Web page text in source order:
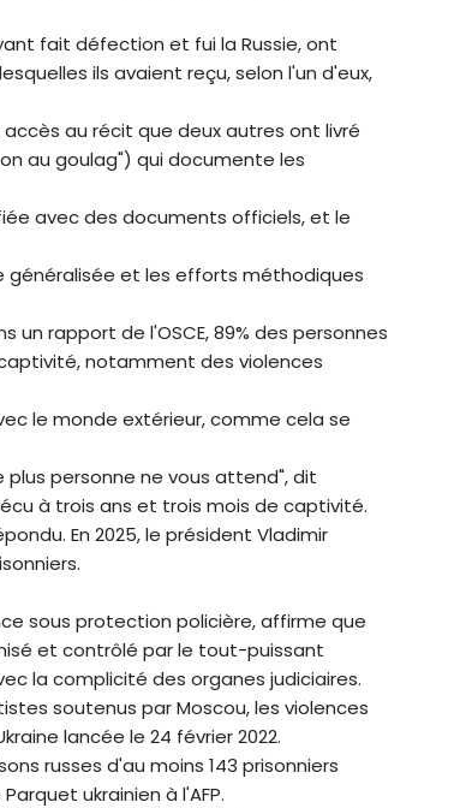
fait défection et fui la Russie, ont
ils avaient reçu, selon l'un d'eux,
au récit que deux autres ont livré
au goulag") qui documente les
avec des documents officiels, et le
et les efforts méthodiques
rapport de l'OSCE, 89% des personnes
notamment des violences
le monde extérieur, comme cela se
plus personne ne vous attend", dit
à trois ans et trois mois de captivité.
En 2025, le président Vladimir
sous protection policière, affirme que
et contrôlé par le tout-puissant
la complicité des organes judiciaires.
soutenus par Moscou, les violences
lancée le 24 février 2022.
russes d'au moins 143 prisonniers
ukrainien à l'AFP.